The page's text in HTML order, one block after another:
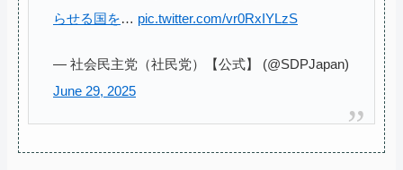
らせる国を… pic.twitter.com/vr0RxIYLzS
— 社会民主党（社民党）【公式】 (@SDPJapan)
June 29, 2025